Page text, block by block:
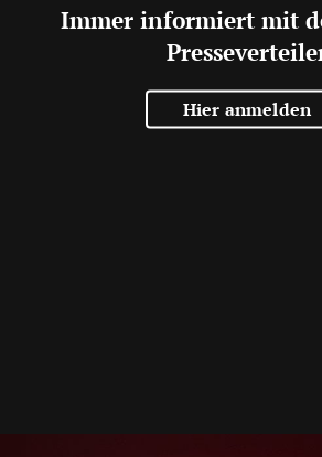
Immer informiert mit
Hier anmelden